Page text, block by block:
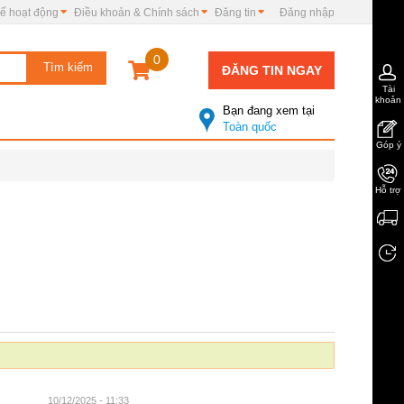
Đăng nhập
Đăng tin
Điều khoản & Chính sách
hoạt động
0
ĐĂNG TIN NGAY
Bạn đang xem tại
Toàn quốc
10/12/2025 - 11:33
Tài
khoản
Góp ý
Hỗ trợ